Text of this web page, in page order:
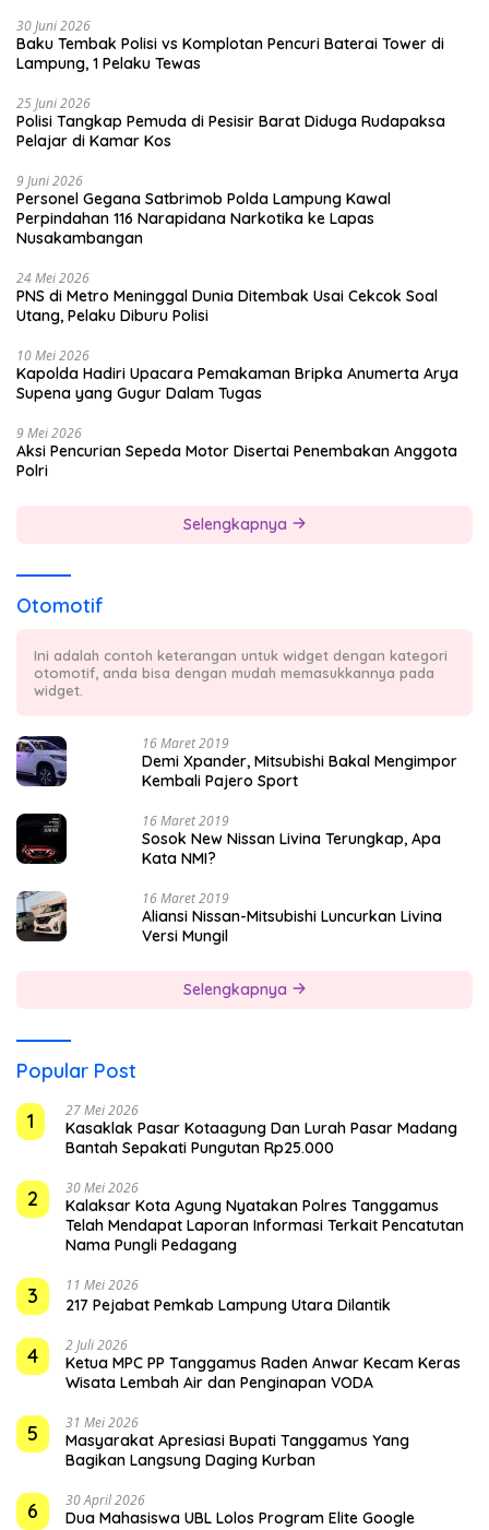
30 Juni 2026
Baku Tembak Polisi vs Komplotan Pencuri Baterai Tower di
Lampung, 1 Pelaku Tewas
25 Juni 2026
Polisi Tangkap Pemuda di Pesisir Barat Diduga Rudapaksa
Pelajar di Kamar Kos
9 Juni 2026
Personel Gegana Satbrimob Polda Lampung Kawal
Perpindahan 116 Narapidana Narkotika ke Lapas
Nusakambangan
24 Mei 2026
PNS di Metro Meninggal Dunia Ditembak Usai Cekcok Soal
Utang, Pelaku Diburu Polisi
10 Mei 2026
Kapolda Hadiri Upacara Pemakaman Bripka Anumerta Arya
Supena yang Gugur Dalam Tugas
9 Mei 2026
Aksi Pencurian Sepeda Motor Disertai Penembakan Anggota
Polri
Selengkapnya
Otomotif
Ini adalah contoh keterangan untuk widget dengan kategori
otomotif, anda bisa dengan mudah memasukkannya pada
widget.
16 Maret 2019
Demi Xpander, Mitsubishi Bakal Mengimpor
Kembali Pajero Sport
16 Maret 2019
Sosok New Nissan Livina Terungkap, Apa
Kata NMI?
16 Maret 2019
Aliansi Nissan-Mitsubishi Luncurkan Livina
Versi Mungil
Selengkapnya
Popular Post
1
27 Mei 2026
Kasaklak Pasar Kotaagung Dan Lurah Pasar Madang
Bantah Sepakati Pungutan Rp25.000
2 30 Mei 2026
Kalaksar Kota Agung Nyatakan Polres Tanggamus
Telah Mendapat Laporan Informasi Terkait Pencatutan
Nama Pungli Pedagang
3 11 Mei 2026
217 Pejabat Pemkab Lampung Utara Dilantik
4 2 Juli 2026
Ketua MPC PP Tanggamus Raden Anwar Kecam Keras
Wisata Lembah Air dan Penginapan VODA
5 31 Mei 2026
Masyarakat Apresiasi Bupati Tanggamus Yang
Bagikan Langsung Daging Kurban
6 30 April 2026
Dua Mahasiswa UBL Lolos Program Elite Google